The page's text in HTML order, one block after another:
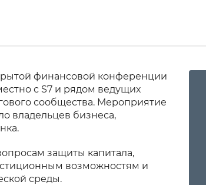
финансовой конференции
с S7 и рядом ведущих
сообщества. Мероприятие
владельцев бизнеса,
защиты капитала,
возможностям и
среды.